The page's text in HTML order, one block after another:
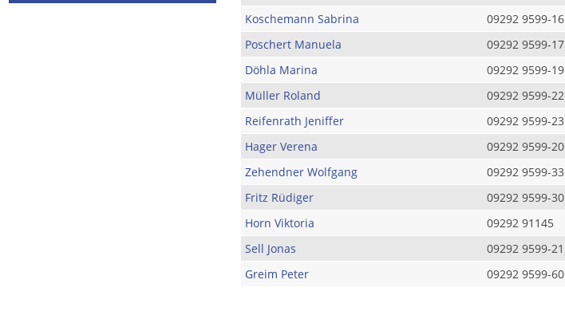
Koschemann Sabrina
09292 9599-16
Poschert Manuela
09292 9599-17
Döhla Marina
09292 9599-19
Müller Roland
09292 9599-22
Reifenrath Jeniffer
09292 9599-23
Hager Verena
09292 9599-20
Zehendner Wolfgang
09292 9599-33
Fritz Rüdiger
09292 9599-30
Horn Viktoria
09292 91145
Sell Jonas
09292 9599-21
Greim Peter
09292 9599-60